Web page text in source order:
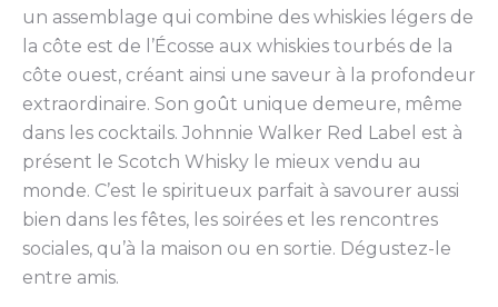
un assemblage qui combine des whiskies légers de
la côte est de l’Écosse aux whiskies tourbés de la
côte ouest, créant ainsi une saveur à la profondeur
extraordinaire. Son goût unique demeure, même
dans les cocktails. Johnnie Walker Red Label est à
présent le Scotch Whisky le mieux vendu au
monde. C’est le spiritueux parfait à savourer aussi
bien dans les fêtes, les soirées et les rencontres
sociales, qu’à la maison ou en sortie. Dégustez-le
entre amis.